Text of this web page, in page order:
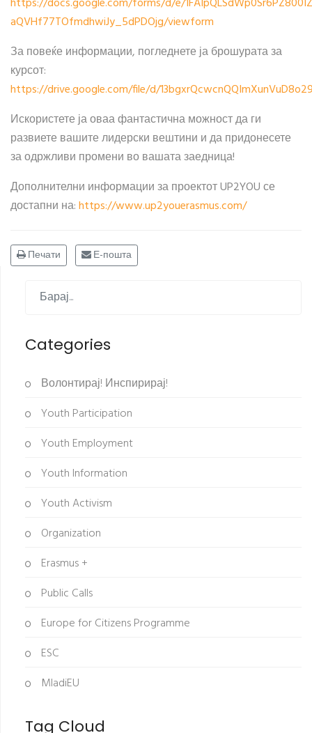
https://docs.google.com/forms/d/e/
aQVHf77TOfmdhwiJy_5dPDOjg/viewform
За повеќе информации, погледнете ја брошурата за
курсот:
https://drive.google.com/file/d/
Искористете ја оваа фантастична можност да ги
развиете вашите лидерски вештини и да придонесете
за одржливи промени во вашата заедница!
Дополнителни информации за проектот UP2YOU се
достапни на:https://www.up2youerasmus.com/
Печати Е-пошта
Categories
Волонтирај! Инспирирај!
Youth Participation
Youth Employment
Youth Information
Youth Activism
Organization
Erasmus +
Public Calls
Europe for Citizens Programme
ESC
MladiEU
Tag Cloud